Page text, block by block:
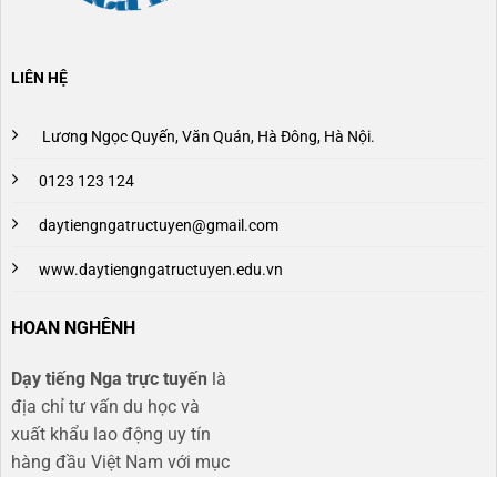
LIÊN HỆ
Lương Ngọc Quyến, Văn Quán, Hà Đông, Hà Nội.
0123 123 124
daytiengngatructuyen@gmail.com
www.daytiengngatructuyen.edu.vn
HOAN NGHÊNH
Dạy tiếng Nga trực tuyến là
địa chỉ tư vấn du học và
xuất khẩu lao động uy tín
hàng đầu Việt Nam với mục